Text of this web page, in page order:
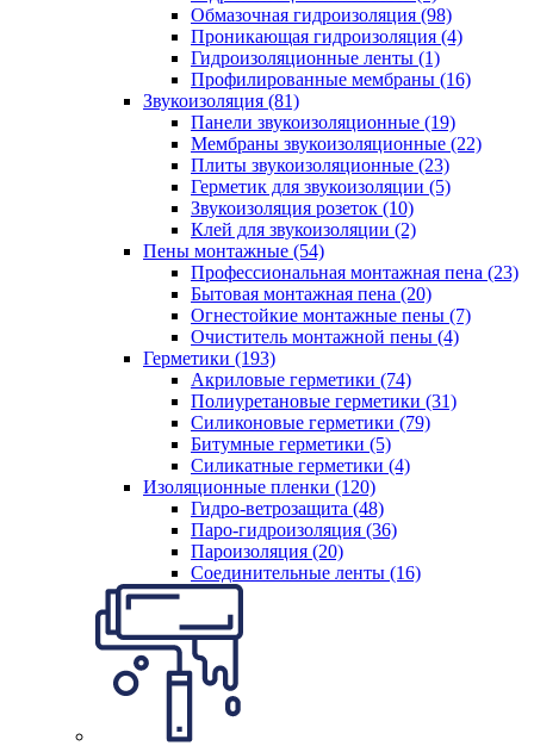
Обмазочная гидроизоляция (98)
Проникающая гидроизоляция (4)
Гидроизоляционные ленты (1)
Профилированные мембраны (16)
Звукоизоляция (81)
Панели звукоизоляционные (19)
Мембраны звукоизоляционные (22)
Плиты звукоизоляционные (23)
Герметик для звукоизоляции (5)
Звукоизоляция розеток (10)
Клей для звукоизоляции (2)
Пены монтажные (54)
Профессиональная монтажная пена (23)
Бытовая монтажная пена (20)
Огнестойкие монтажные пены (7)
Очиститель монтажной пены (4)
Герметики (193)
Акриловые герметики (74)
Полиуретановые герметики (31)
Силиконовые герметики (79)
Битумные герметики (5)
Силикатные герметики (4)
Изоляционные пленки (120)
Гидро-ветрозащита (48)
Паро-гидроизоляция (36)
Пароизоляция (20)
Соединительные ленты (16)